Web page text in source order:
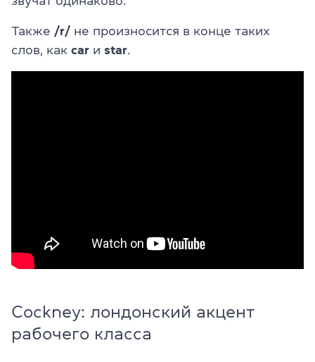
Также /r/ не произносится в конце таких
слов, как car и star.
Cockney: лондонский акцент
рабочего класса